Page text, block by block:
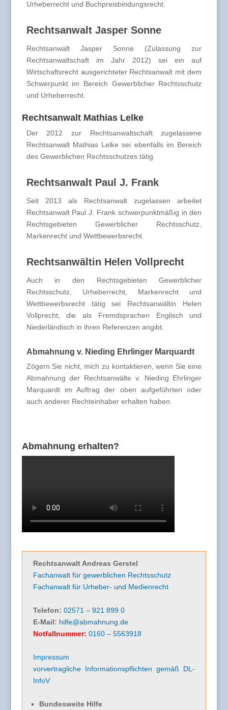
Urheberrecht und Buchpreisbindungsrecht.
Rechtsanwalt Jasper Sonne
Rechtsanwalt Jasper Sonne (Zulassung zur
Rechtsanwaltschaft im Jahr 2012) sei ein auf
Wirtschaftsrecht ausgerichteter Rechtsanwalt mit dem
Schwerpunkt im Bereich Gewerblicher Rechtsschutz
und Urheberrecht.
Rechtsanwalt Mathias Lelke
Der 2012 zur Rechtsanwaltschaft zugelassene
Rechtsanwalt Mathias Lelke sei ebenfalls im Bereich
des Gewerblichen Rechtsschutzes tätig.
Rechtsanwalt Paul J. Frank
Seit 2013 als Rechtsanwalt zugelassen arbeitet
Rechtsanwalt Paul J. Frank schwerpunktmäßig in den
Rechtsgebieten Gewerblicher Rechtsschutz,
Markenrecht und Wettbewerbsrecht.
Rechtsanwältin Helen Vollprecht
Auch in den Rechtsgebieten Gewerblicher
Rechtsschutz, Urheberrecht, Markenrecht und
Wettbewerbsrecht tätig sei Rechtsanwältin Helen
Vollprecht, die als Fremdsprachen Englisch und
Niederländisch in ihren Referenzen angibt.
Abmahnung v. Nieding Ehrlinger Marquardt
Zögern Sie nicht, mich zu kontaktieren, wenn Sie eine
Abmahnung der Rechtsanwälte v. Nieding Ehrlinger
Marquardt im Auftrag der oben aufgeführten oder
auch anderer Rechteinhaber erhalten haben.
Abmahnung erhalten?
Rechtsanwalt Andreas Gerstel
Fachanwalt für gewerblichen Rechtsschutz
Fachanwalt für Urheber- und Medienrecht
Telefon: 02571 – 921 899 0
E-Mail: hilfe@abmahnung.de
Notfallnummer: 0160 – 5563918
Impressum
vorvertragliche Informationspflichten gemäß DL-
InfoV
Bundesweite Hilfe